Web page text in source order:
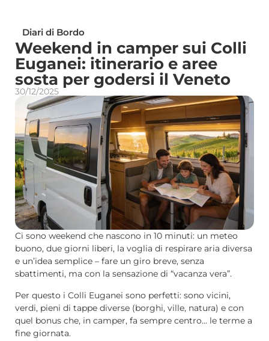
Diari di Bordo
Weekend in camper sui Colli
Euganei: itinerario e aree
sosta per godersi il Veneto
30/12/2025
Ci sono weekend che nascono in 10 minuti: un meteo
buono, due giorni liberi, la voglia di respirare aria diversa
e un’idea semplice – fare un giro breve, senza
sbattimenti, ma con la sensazione di “vacanza vera”.
Per questo i Colli Euganei sono perfetti: sono vicini,
verdi, pieni di tappe diverse (borghi, ville, natura) e con
quel bonus che, in camper, fa sempre centro… le terme a
fine giornata.